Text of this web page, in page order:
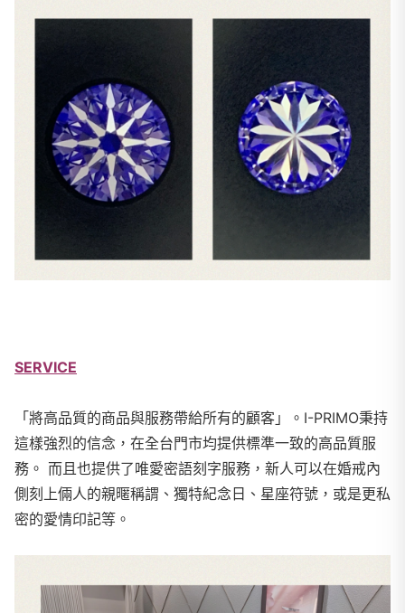
SERVICE
「將高品質的商品與服務帶給所有的顧客」。I-PRIMO秉持
這樣強烈的信念，在全台門市均提供標準一致的高品質服
務。 而且也提供了唯愛密語刻字服務，新人可以在婚戒內
側刻上倆人的親暱稱謂、獨特紀念日、星座符號，或是更私
密的愛情印記等。